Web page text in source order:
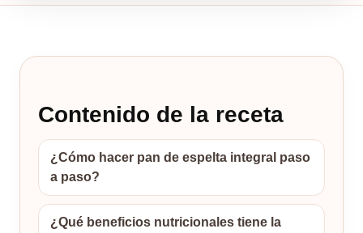
Contenido de la receta
¿Cómo hacer pan de espelta integral paso
a paso?
¿Qué beneficios nutricionales tiene la